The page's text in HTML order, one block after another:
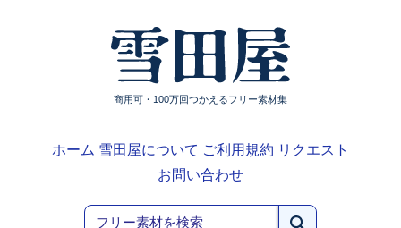
商用可・100万回つかえるフリー素材集
ホーム 雪田屋について ご利用規約 リクエスト
お問い合わせ